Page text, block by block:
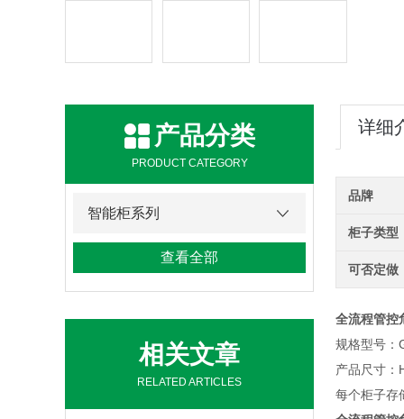
产品分类
PRODUCT CATEGORY
智能柜系列
查看全部
相关文章
RELATED ARTICLES
详细
品牌
柜子类型
可否定做
全流程管控
规格型号：
产品尺寸：
每个柜子存